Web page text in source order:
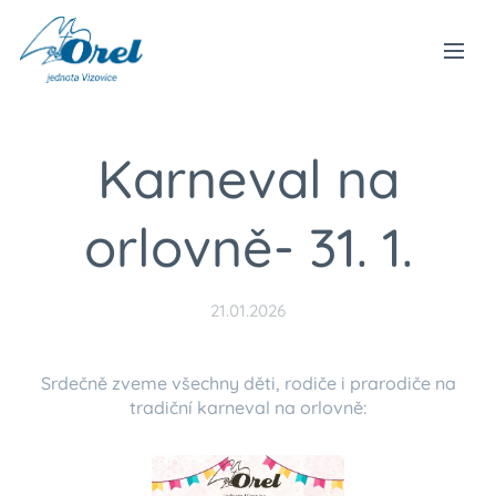
Karneval na
orlovně- 31. 1.
21.01.2026
Srdečně zveme všechny děti, rodiče i prarodiče na
tradiční karneval na orlovně: